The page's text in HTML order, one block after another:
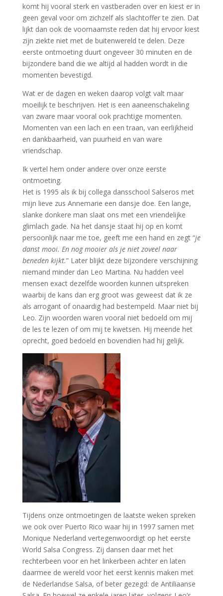
komt hij vooral sterk en vastberaden over en kiest er in
geen geval voor om zichzelf als slachtoffer te zien. Dat
lijkt dan ook de voornaamste reden dat hij ervoor kiest
zijn ziekte niet met de buitenwereld te delen. Deze
eerste ontmoeting duurt ongeveer 30 minuten en de
bijzondere band die we altijd al hadden wordt in die
momenten bevestigd.
Wat er de dagen en weken daarop volgt valt maar
moeilijk te beschrijven. Het is een aaneenschakeling
van zware maar vooral ook prachtige momenten.
Momenten van een lach en een traan, van eerlijkheid
en dankbaarheid, van puurheid en van ware
vriendschap.
Ik vertel hem onder andere over onze eerste
ontmoeting.
Het is 1995 als ik bij collega dansschool Salseros met
mijn lieve zus Annemarie een dansje doe. Een lange,
slanke donkere man slaat ons met een vriendelijke
glimlach gade. Na het dansje staat hij op en komt
persoonlijk naar me toe, geeft me een hand en zegt “je
danst mooi. En nog mooier als je niet zoveel naar
beneden kijkt.” Later blijkt deze bijzondere verschijning
niemand minderdan Leo Martina. Nu hadden veel
mensen exact dezelfde woorden kunnen uitspreken
waarbij de kans dan erg groot was geweest dat ik ze
als arrogant of onaardig had bestempeld. Maar niet bij
Leo. Zijn woorden waren vooral niet bedoeld om mij
de les te lezen of om mij te kwetsen. Hij meende het
oprecht, goed bedoeld en bovendien had hij gelijk.
Tijdens onze ontmoetingen de laatste weken spreken
we ook over Puerto Rico waar hij in 1997 samen met
Monique Nederland vertegenwoordigt op het eerste
World Salsa Congress. Zij dansen daar met het
rechterbeen voor en het linkerbeen achter en laten
daarmee de wereld voor heteerst kennis maken met
de Nederlandse Salsa, of beter gezegd: de Antiliaanse